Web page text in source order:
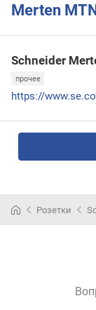
Merten
Schneider
прочее
Розетки